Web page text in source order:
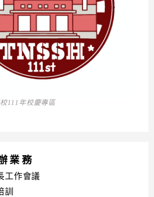
111年校慶專區
業務
工作會議
訓